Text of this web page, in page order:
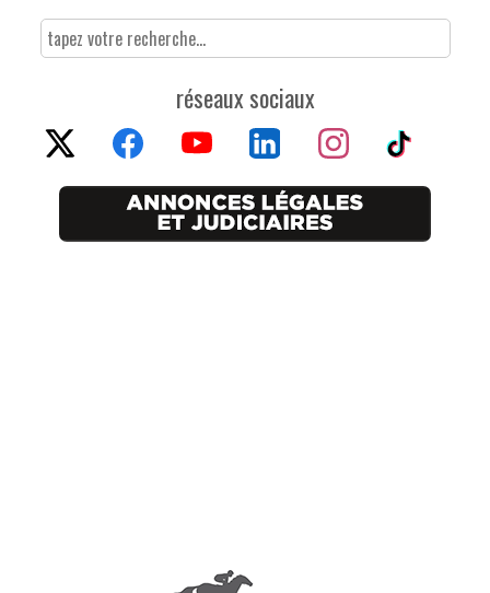
réseaux sociaux